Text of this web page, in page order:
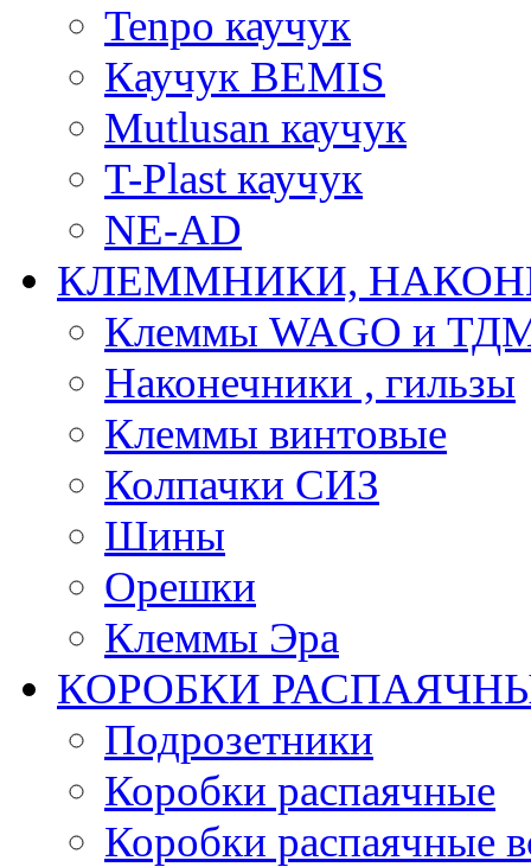
Tenpo каучук
Каучук BEMIS
Mutlusan каучук
T-Plast каучук
NE-AD
КЛЕММНИКИ,
Клеммы WAGO и
Наконечники , гильзы
Клеммы винтовые
Колпачки СИЗ
Шины
Орешки
Клеммы Эра
КОРОБКИ
Подрозетники
Коробки распаячные
Коробки распаячные